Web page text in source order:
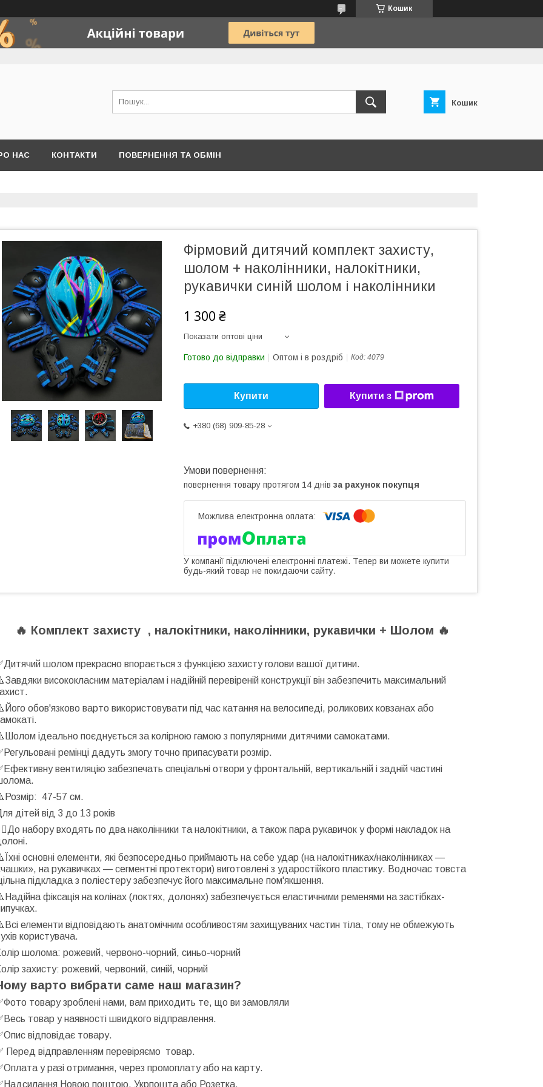
Кошик
Кошик
НАС КОНТАКТИ ПОВЕРНЕННЯ ТА ОБМІН
Фірмовий дитячий комплект захисту,
шолом + наколінники, налокітники,
рукавички синій шолом і наколінники
1 300 ₴
Показати оптові ціни
Готово до відправки Оптом і в роздріб Код: 4079
Купити Купити з
+380 (68) 909-85-28
повернення товару протягом 14 днів за рахунок покупця
У компанії підключені електронні платежі. Тепер ви можете купити
будь-який товар не покидаючи сайту.
🔥 Комплект захисту , налокітники, наколінники, рукавички + Шолом 🔥
Дитячий шолом прекрасно впорається з функцією захисту голови вашої дитини.
Завдяки висококласним матеріалам і надійній перевіреній конструкції він забезпечить максимальний
Його обов'язково варто використовувати під час катання на велосипеді, роликових ковзанах або
Шолом ідеально поєднується за колірною гамою з популярними дитячими самокатами.
Регульовані ремінці дадуть змогу точно припасувати розмір.
Ефективну вентиляцію забезпечать спеціальні отвори у фронтальній, вертикальній і задній частині
Розмір: 47-57 см.
дітей від 3 до 13 років
До набору входять по два наколінники та налокітники, а також пара рукавичок у формі накладок на
Їхні основні елементи, які безпосередньо приймають на себе удар (на налокітниках/наколінниках —
на рукавичках — сегментні протектори) виготовлені з ударостійкого пластику. Водночас товста
підкладка з поліестеру забезпечує його максимальне пом'якшення.
Надійна фіксація на колінах (локтях, долонях) забезпечується еластичними ременями на застібках-
Всі елементи відповідають анатомічним особливостям захищуваних частин тіла, тому не обмежують
користувача.
шолома: рожевий, червоно-чорний, синьо-чорний
захисту: рожевий, червоний, синій, чорний
варто вибрати саме наш магазин?
Фото товару зроблені нами, вам приходить те, що ви замовляли
Весь товар у наявності швидкого відправлення.
Опис відповідає товару.
Перед відправленням перевіряємо товар.
Оплата у разі отримання, через промоплату або на карту.
Надсилання Новою поштою, Укрпошта або Розетка.